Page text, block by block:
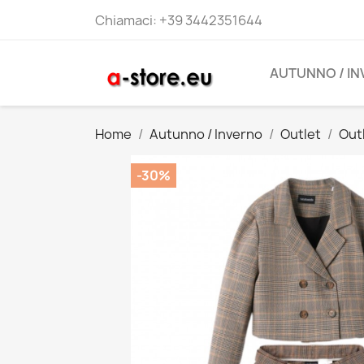
Chiamaci: +39 3442351644
AUTUNNO /
Home Autunno / Inverno Outlet
-30%